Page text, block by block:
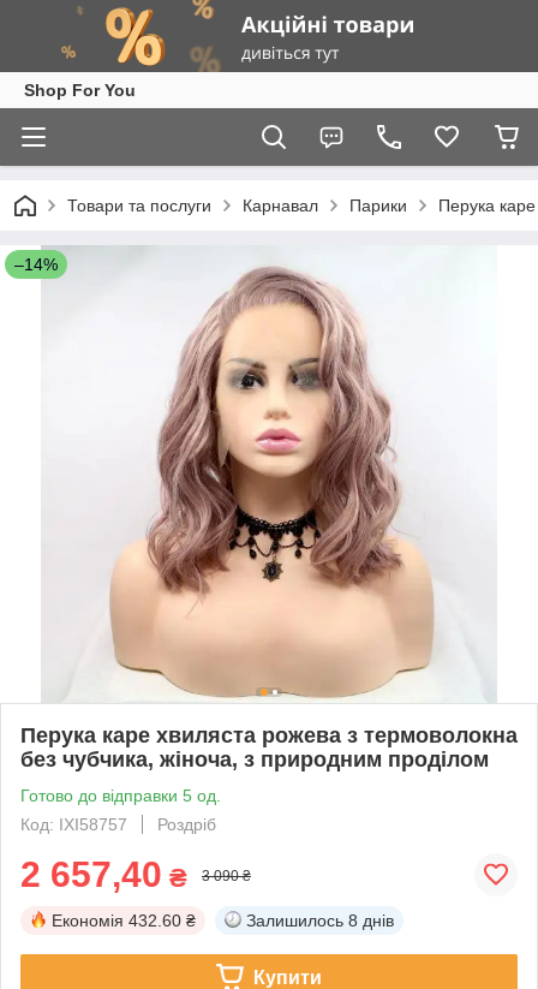
Shop For You
Товари та послуги Карнавал Парики Перука
–14%
Перука каре хвиляста рожева з термоволокна
без чубчика, жіноча, з природним проділом
Готово до відправки 5 од.
Код: IXI58757
Роздріб
2 657,40 ₴ 3 090 ₴
Економія 432.60 ₴ Залишилось 8 днів
Купити